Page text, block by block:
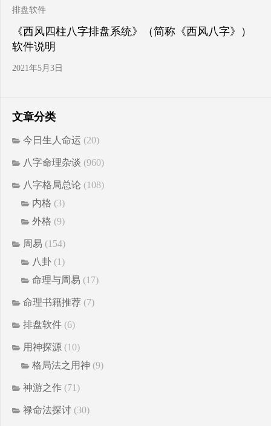
排盘软件
《西风四柱八字排盘系统》（简称《西风八字》）
软件说明
2021年5月3日
文章分类
今日生人命运 (20)
八字命理杂谈 (960)
八字格局总论 (108)
内格 (3)
外格 (9)
周易 (154)
八卦 (1)
命理与周易 (17)
命理书籍推荐 (7)
排盘软件 (6)
用神探源 (10)
格局法之用神 (9)
神游之作 (71)
禄命法探讨 (30)